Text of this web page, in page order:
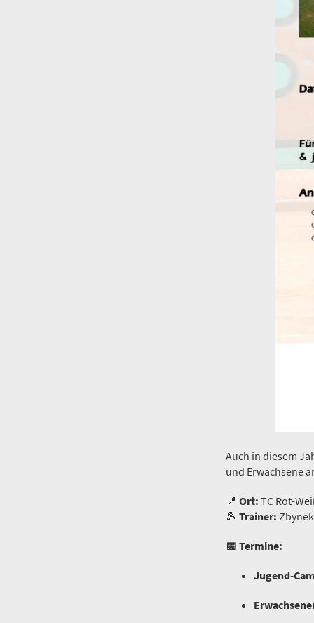
Auch in diesem
und Erwachsene
📍 Ort: TC Rot-
🎾 Trainer:
📅 Termine:
Jugend-